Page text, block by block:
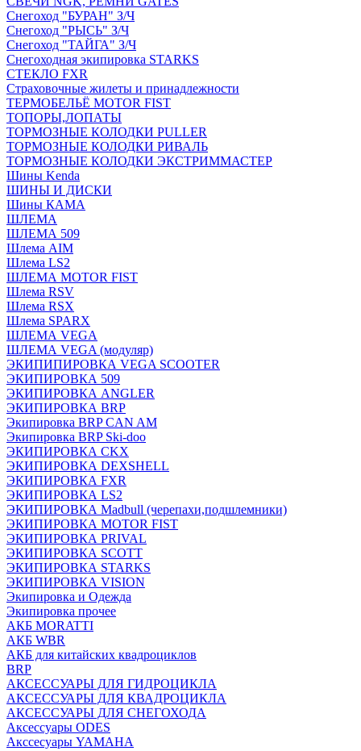
Снегоход "БУРАН" З/Ч
Снегоход "РЫСЬ" З/Ч
Снегоход "ТАЙГА" З/Ч
Снегоходная экипировка STARKS
СТЕКЛО FXR
Страховочные жилеты и принадлежности
ТЕРМОБЕЛЬЁ MOTOR FIST
ТОПОРЫ,ЛОПАТЫ
ТОРМОЗНЫЕ КОЛОДКИ PULLER
ТОРМОЗНЫЕ КОЛОДКИ РИВАЛЬ
ТОРМОЗНЫЕ КОЛОДКИ ЭКСТРИММАСТЕР
Шины Kenda
ШИНЫ И ДИСКИ
Шины КАМА
ШЛЕМА
ШЛЕМА 509
Шлема AIM
Шлема LS2
ШЛЕМА MOTOR FIST
Шлема RSV
Шлема RSX
Шлема SPARX
ШЛЕМА VEGA
ШЛЕМА VEGA (модуляр)
ЭКИПИПИРОВКА VEGA SCOOTER
ЭКИПИРОВКА 509
ЭКИПИРОВКА ANGLER
ЭКИПИРОВКА BRP
Экипировка BRP CAN AM
Экипировка BRP Ski-doo
ЭКИПИРОВКА CKX
ЭКИПИРОВКА DEXSHELL
ЭКИПИРОВКА FXR
ЭКИПИРОВКА LS2
ЭКИПИРОВКА Madbull (черепахи,подшлемники)
ЭКИПИРОВКА MOTOR FIST
ЭКИПИРОВКА PRIVAL
ЭКИПИРОВКА SCOTT
ЭКИПИРОВКА STARKS
ЭКИПИРОВКА VISION
Экипировка и Одежда
Экипировка прочее
АКБ MORATTI
АКБ WBR
АКБ для китайских квадроциклов
BRP
АКСЕССУАРЫ ДЛЯ ГИДРОЦИКЛА
АКСЕССУАРЫ ДЛЯ КВАДРОЦИКЛА
АКСЕССУАРЫ ДЛЯ СНЕГОХОДА
Аксессуары ODES
Акссесуары YAMAHA